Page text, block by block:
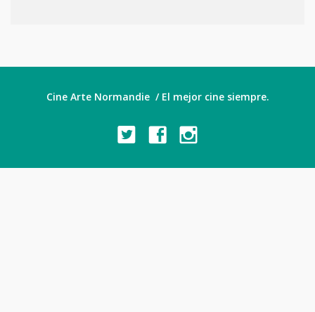
Cine Arte Normandie / El mejor cine siempre.